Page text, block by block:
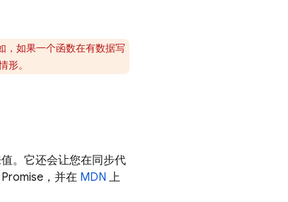
，如果一个函数在有数据写
形。
。它还会让您在同步代
，并在 MDN 上